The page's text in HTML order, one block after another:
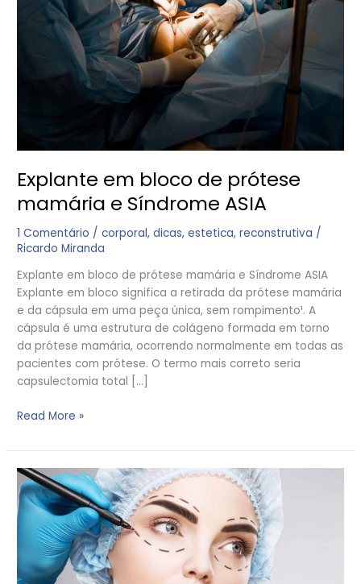
Explante em bloco de prótese
mamária e Síndrome ASIA
1 Comentário /corporal,dicas,estetica,reconstrutiva /
Ricardo Miranda
Explante em bloco de prótese mamária e Síndrome ASIA
Explante em bloco significa a retirada da prótese mamária
e da cápsula em uma peça única, sem rompimento¹. A
cápsula é uma estrutura de colágeno formada em torno
da prótese mamária, ocorrendo normalmente em todas as
pacientes com prótese. O termo mais correto seria
capsulectomia total […]
prótese
mamária
Read More »
Em
quanto
tempo
vejo
resultado